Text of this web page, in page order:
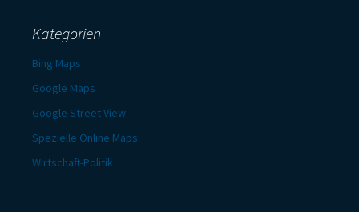
Kategorien
Bing Maps
Google Maps
Google Street View
Spezielle Online Maps
Wirtschaft-Politik